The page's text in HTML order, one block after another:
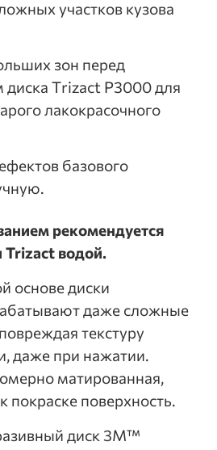
участков кузова
зон перед
Trizact P3000 для
лакокрасочного
базового
рекомендуется
Trizact водой.
основе диски
даже сложные
текстуру
даже при нажатии.
матированная,
покраске поверхность.
диск 3M™